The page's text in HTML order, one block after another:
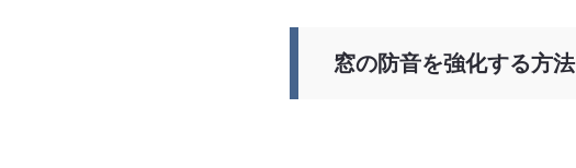
窓の防音を強化する方法